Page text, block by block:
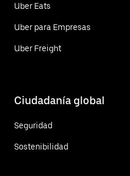
Uber Eats
Uber para Empresas
Uber Freight
Ciudadanía global
Seguridad
Sostenibilidad